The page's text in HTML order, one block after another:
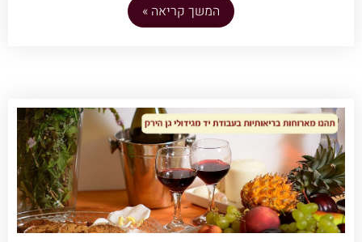
המשך קריאה »